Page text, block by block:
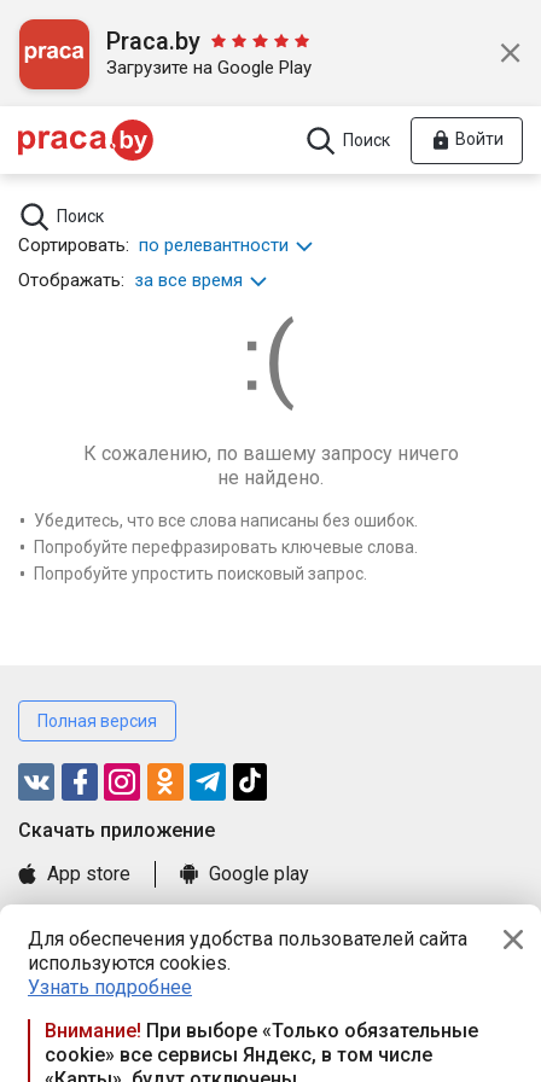
Для обеспечения удобства пользователей сайта
используются cookies.
Узнать подробнее
Внимание! При выборе «Только обязательные
cookie» все сервисы Яндекс, в том числе
Praca.by
Загрузите на Google Play
Поиск Войти
Поиск
Сортировать: по релевантности
Отображать: за все время
К сожалению, по вашему запросу ничего
не найдено.
Убедитесь, что все слова написаны без ошибок.
Попробуйте перефразировать ключевые слова.
Попробуйте упростить поисковый запрос.
Полная версия
Cкачать приложение
App store
Google play
Книга замечаний и предложений
Правила и документы
Praca.by © 2000—2026, ООО «ПРАЦА БАЙ»
Республика Беларусь, 220114, г. Минск, пр-т Независимости
117а, пом. № 9.